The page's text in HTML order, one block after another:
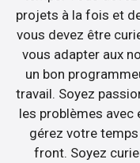
projets à la fois et
vous devez être
vous adapter aux
un bon
travail. Soyez
les problèmes avec
gérez votre
front. Soyez